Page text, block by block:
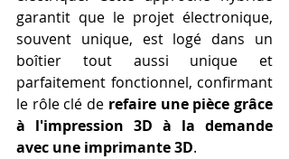
garantit que le projet électronique,
souvent unique, est logé dans un
boîtier tout aussi unique et
parfaitement fonctionnel, confirmant
le rôle clé de refaire une pièce grâce
à l'impression 3D à la demande
avec une imprimante 3D.